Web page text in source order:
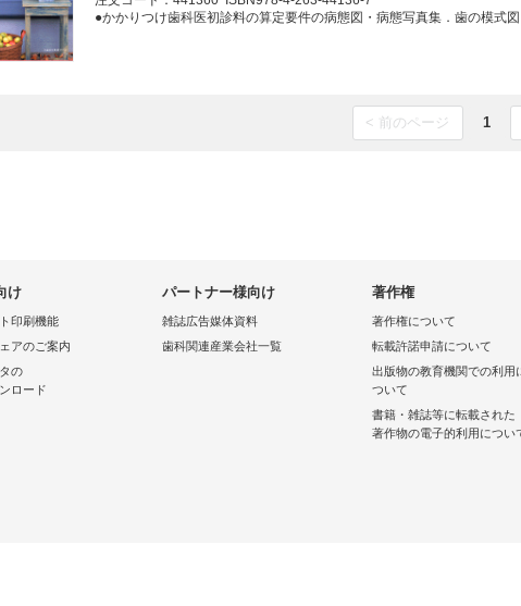
●かかりつけ歯科医初診料の算定要件の病態図・病態写真集．歯の模式
< 前のページ 1
け
印刷機能
アのご案内
の
ロード
パートナー様向け
雑誌広告媒体資料
歯科関連産業会社一覧
著作権
著作権について
転載許諾申請について
出版物の教育機関での利用
ついて
書籍・雑誌等に転載された
著作物の電子的利用につい